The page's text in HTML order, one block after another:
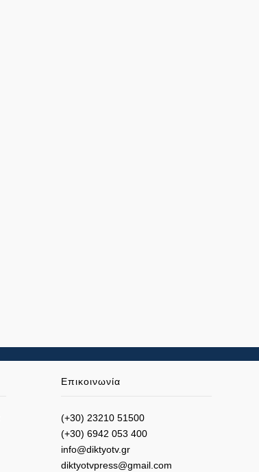
Επικοινωνία
(+30) 23210 51500
(+30) 6942 053 400
info@diktyotv.gr
diktyotvpress@gmail.com